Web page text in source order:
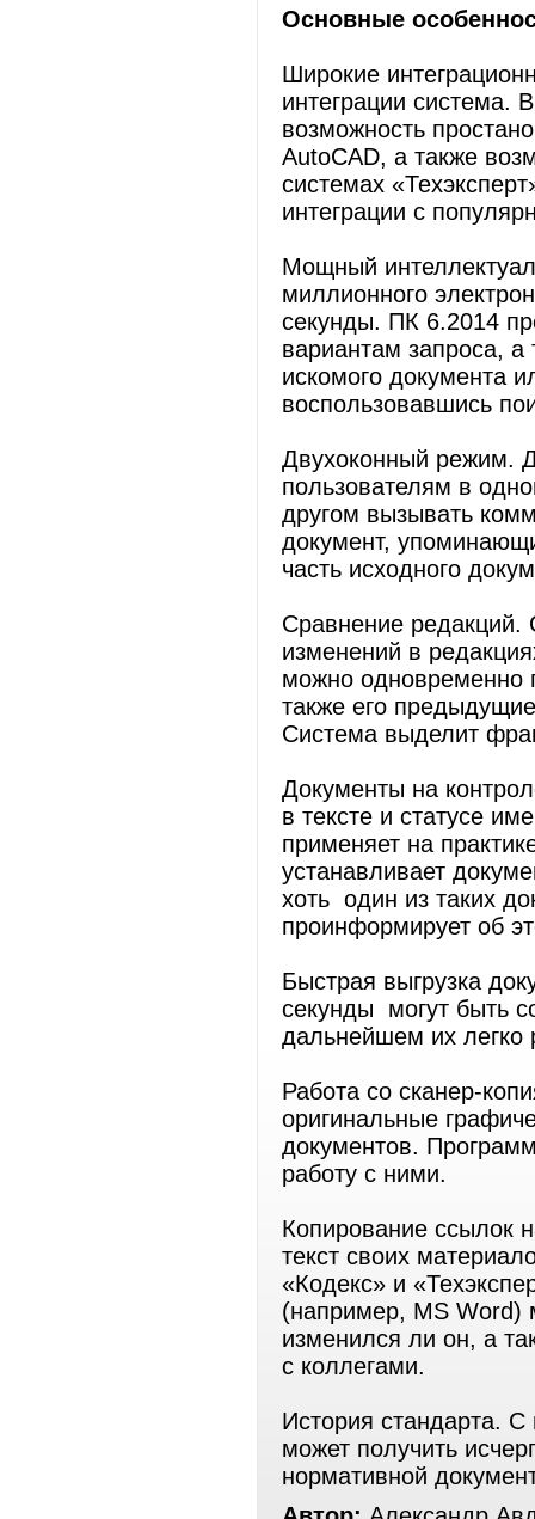
Основные
Широкие
интеграции система.
возможность
AutoCAD, а также
системах
интеграции с
Мощный
миллионного
секунды. ПК 6.2014
вариантам запроса, а
искомого документа
воспользовавшись
Двухоконный режим.
пользователям в
другом вызывать
документ,
часть исходного
Сравнение редакций.
изменений в
можно одновременно
также его
Система выделит
Документы на
в тексте и статусе
применяет на
устанавливает
хоть один из таких
проинформирует об
Быстрая выгрузка
секунды могут быть
дальнейшем их легко
Работа со сканер-
оригинальные
документов.
работу с ними.
Копирование ссылок
текст своих
«Кодекс» и
(например, MS Word)
изменился ли он, а
с коллегами.
История стандарта.
может получить
нормативной